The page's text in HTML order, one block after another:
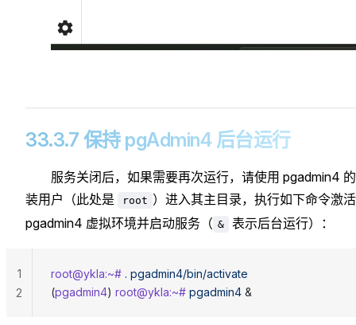
33.3.7 保持 pgAdmin4 后台运行
服务关闭后，如果需要再次运行，请使用 pgadmin4
装用户（此处是
root ）进入其主目录，执行如下命令激活
pgadmin4 虚拟环境并启动服务（ & 表示后台运行）：
root@ykla:~# . pgadmin4/bin/activate
(pgadmin4) root@ykla:~# pgadmin4 &
1
2